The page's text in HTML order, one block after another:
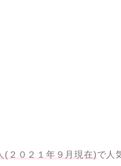
(２０２１年９月現在)で人